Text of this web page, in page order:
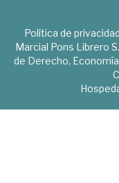
Política de privacidad
Marcial Pons Librero
de Derecho,